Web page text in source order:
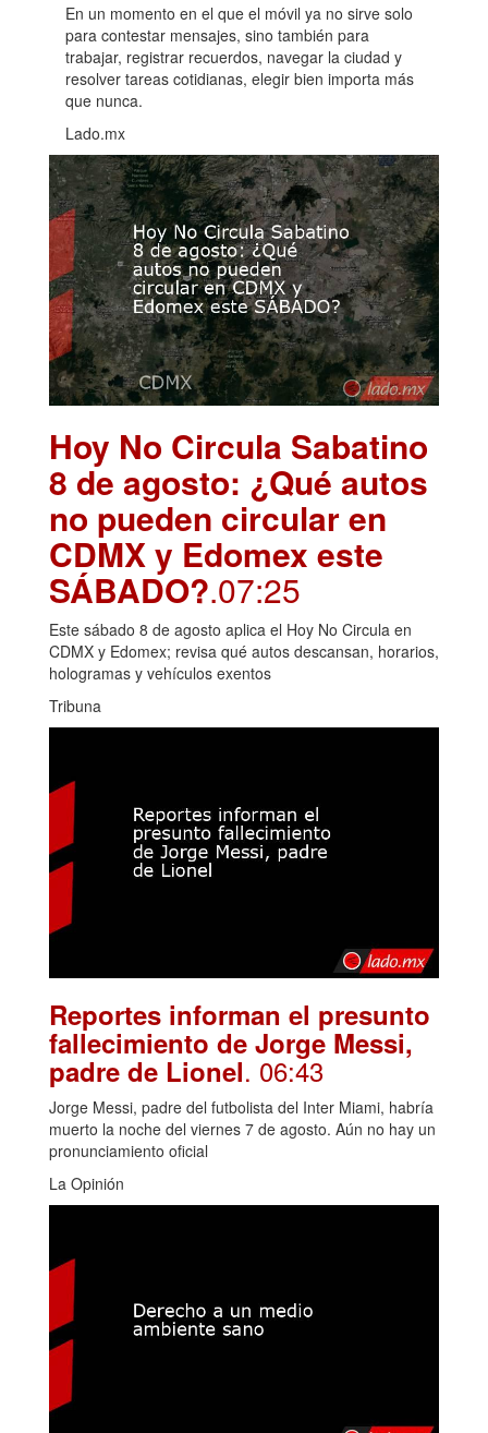
En un momento en el que el móvil ya no sirve solo
para contestar mensajes, sino también para
trabajar, registrar recuerdos, navegar la ciudad y
resolver tareas cotidianas, elegir bien importa más
que nunca.
Lado.mx
Hoy No Circula Sabatino
8 de agosto: ¿Qué autos
no pueden circular en
CDMX y Edomex este
SÁBADO?.07:25
Este sábado 8 de agosto aplica el Hoy No Circula en
CDMX y Edomex; revisa qué autos descansan, horarios,
hologramas y vehículos exentos
Tribuna
Reportes informan el presunto
fallecimiento de Jorge Messi,
padre de Lionel. 06:43
Jorge Messi, padre del futbolista del Inter Miami, habría
muerto la noche del viernes 7 de agosto. Aún no hay un
pronunciamiento oficial
La Opinión